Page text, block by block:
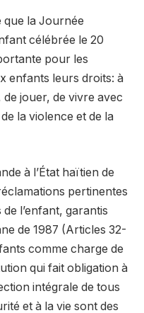
que la Journée
célébrée le 20
pour les
enfants leurs droits: à
de jouer, de vivre avec
la violence et de la
à l’État haïtien de
pertinentes
l’enfant, garantis
de 1987 (Articles 32-
comme charge de
qui fait obligation à
intégrale de tous
et à la vie sont des